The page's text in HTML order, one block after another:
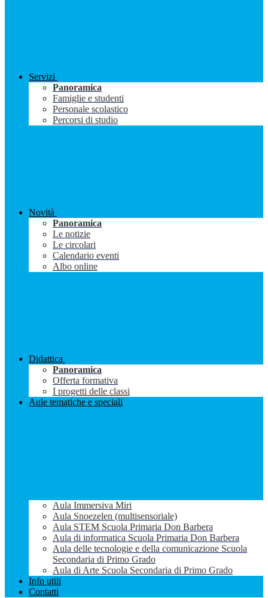
Servizi
Panoramica
Famiglie e studenti
Personale scolastico
Percorsi di studio
Novità
Panoramica
Le notizie
Le circolari
Calendario eventi
Albo online
Didattica
Panoramica
Offerta formativa
I progetti delle classi
Aule tematiche e speciali
Aula Immersiva Miri
Aula Snoezelen (multisensoriale)
Aula STEM Scuola Primaria Don Barbera
Aula di informatica Scuola Primaria Don Barbera
Aula delle tecnologie e della comunicazione Scuola
Secondaria di Primo Grado
Aula di Arte Scuola Secondaria di Primo Grado
Info utili
Contatti